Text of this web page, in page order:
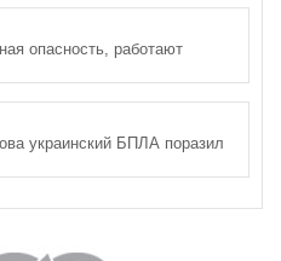
опасность, работают
украинский БПЛА поразил